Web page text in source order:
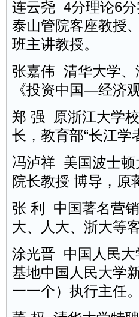
连云尧 4分理论6
泰山管院客座教授
班主讲教授。
张嘉伟 清华大学、
《投资中国—经济
郑 强 原浙江大学
长，教育部“长江学
冯泸祥 美国波士顿
院长教授 博导，原
张 利 中国著名营
大、人大、浙大等
涂光晋 中国人民大
基地中国人民大学
一一个）执行主任。